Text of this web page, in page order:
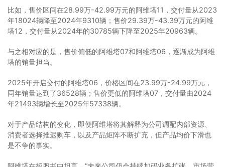
比如，售价区间在28.99万-42.99万元的阿维塔11，交付量从2023
年18024辆降至2024年9310辆；售价29.39万-43.39万元的阿维
塔12，交付量从2024年的30785辆下降至2025年20963辆。
与之相对应的是，售价偏低的阿维塔07和阿维塔06，逐渐成为阿维
塔的销量担当。
2025年开启交付的阿维塔06，价格区间在23.99万-24.99万元，
同年销量达到了36528辆；售价更低的阿维塔07，交付量由2024
年21493辆增长至2025年57338辆。
对于产品结构的变化，即便阿维塔将其解释为公司调配内部资源、
消费者选择推迟购车，以及产品矩阵不断扩充，但产品均价下滑也
是不争的事实。